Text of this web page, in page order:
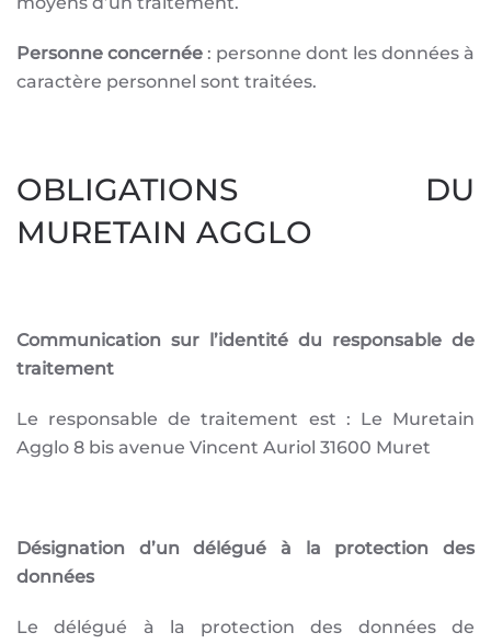
Personne concernée : personne dont les données à
caractère personnel sont traitées.
OBLIGATIONS DU
MURETAIN AGGLO
Communication sur l’identité du responsable de
traitement
Le responsable de traitement est : Le Muretain
Agglo 8 bis avenue Vincent Auriol 31600 Muret
Désignation d’un délégué à la protection des
données
Le délégué à la protection des données de